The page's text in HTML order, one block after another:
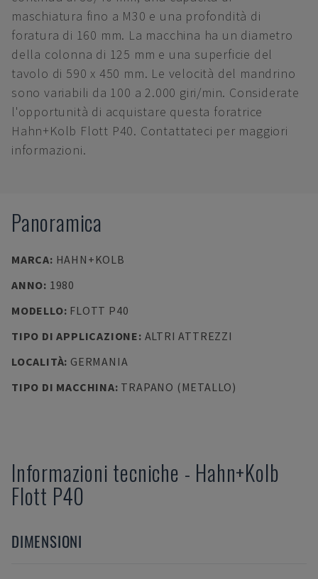
maschiatura fino a M30 e una profondità di
foratura di 160 mm. La macchina ha un diametro
della colonna di 125 mm e una superficie del
tavolo di 590 x 450 mm. Le velocità del mandrino
sono variabili da 100 a 2.000 giri/min. Considerate
l'opportunità di acquistare questa foratrice
Hahn+Kolb Flott P40. Contattateci per maggiori
informazioni.
Panoramica
MARCA: HAHN+KOLB
ANNO: 1980
MODELLO: FLOTT P40
TIPO DI APPLICAZIONE: ALTRI ATTREZZI
LOCALITÀ: GERMANIA
TIPO DI MACCHINA: TRAPANO (METALLO)
Informazioni tecniche - Hahn+Kolb
Flott P40
DIMENSIONI